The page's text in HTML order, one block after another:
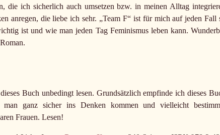
ich sicherlich auch umsetzen bzw. in meinen Alltag
anregen, die liebe ich sehr. „Team F“ ist für mich auf jeden Fall
ist und wie man jeden Tag Feminismus leben kann.
Buch unbedingt lesen. Grundsätzlich empfinde ich dieses
ganz sicher ins Denken kommen und vielleicht
Frauen. Lesen!